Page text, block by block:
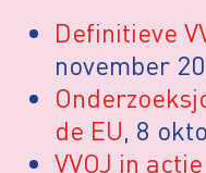
Definitieve
november
de EU, 8
VVOJ in